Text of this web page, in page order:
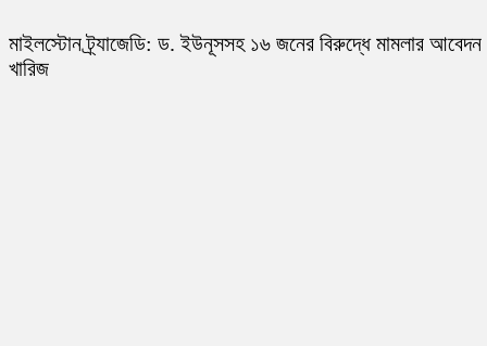
মাইলস্টোন ট্র্যাজেডি: ড. ইউনূসসহ ১৬ জনের বিরুদ্ধে মামলার আবেদন
খারিজ